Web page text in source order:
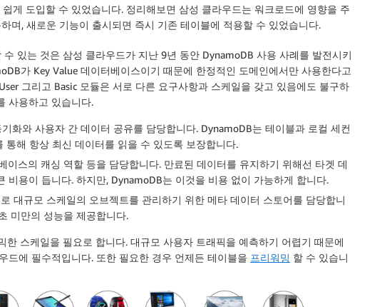
게 도입할 수 있었습니다. 정리해보면 삼성 클라우드는 워크로드에 영향을 주
며, 새로운 기능이 출시되면 즉시 기존 테이블에 적용할 수 있었습니다.
있는 것은 삼성 클라우드가 지난 9년 동안 DynamoDB 사용 사례를 발전시키
가 Key Value 데이터베이스이기 때문에 한정적인 도메인에서만 사용한다고
그리고 Basic 모듈은 서로 다른 요구사항과 스케일을 갖고 있음에도 불구하
사용하고 있습니다.
화와 사용자 간 데이터 공유를 담당합니다. DynamoDB는 테이블과 로컬 세컨
통해 항상 최신 데이터를 읽을 수 있도록 보장합니다.
이스의 캐싱 역할 등을 담당합니다. 만료된 데이터를 유지하기 위해선 타겟 데
비용이 듭니다. 하지만, DynamoDB는 이것을 비용 없이 가능하게 합니다.
대규모 스케일의 오브젝트를 관리하기 위한 메타 데이터 스토어를 담당합니
미만의 성능을 제공합니다.
스케일을 필요로 합니다. 대규모 사용자 트래픽을 예측하기 어렵기 때문에
드에 필수적입니다. 또한 필요한 경우 언제든 테이블을 프리워밍 할 수 있습니